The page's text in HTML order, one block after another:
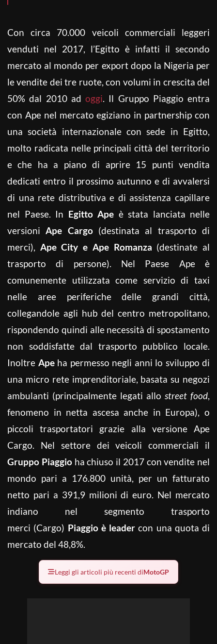
Con circa 70.000 veicoli commerciali leggeri
venduti nel 2017, l’Egitto è infatti il secondo
mercato al mondo per export dopo la Nigeria per
le vendite dei tre ruote, con volumi in crescita del
50% dal 2010 ad oggi. Il Gruppo Piaggio entra
con Ape nel mercato egiziano in partnership con
una società internazionale con sede in Egitto,
molto radicata nelle principali città del territorio
e che ha a piano di aprire 15 punti vendita
dedicati entro il prossimo autunno e di avvalersi
di una rete distributiva e di assistenza capillare
nel Paese. In Egitto Ape è stata lanciata nelle
versioniApe Cargo (destinata al trasporto di
merci), Ape City e Ape Romanza (destinate al
trasporto di persone). Nel Paese Ape è
comunemente utilizzata come servizio di taxi
nelle aree periferiche delle grandi città,
collegandole agli hub del centro metropolitano,
rispondendo quindi alle necessità di spostamento
non soddisfatte dal trasporto pubblico locale.
Inoltre Apeha permesso negli anni lo sviluppo di
una micro rete imprenditoriale, basata su negozi
ambulanti (principalmente legati allo street food,
fenomeno in netta ascesa anche in Europa), o
piccoli trasportatori grazie alla versione Ape
Cargo. Nel settore dei veicoli commerciali il
Gruppo Piaggioha chiuso il 2017 con vendite nel
mondo pari a 176.800 unità, per un fatturato
netto pari a 391,9 milioni di euro. Nel mercato
indiano nel segmento trasporto
merci (Cargo) Piaggio è leadercon una quota di
mercato del 48,8%.
Leggi gli articoli più recenti diMotoGP